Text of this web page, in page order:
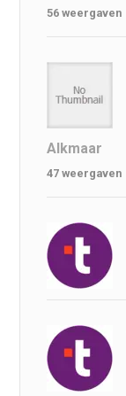
56 weergaven
Alkmaar
47 weergaven